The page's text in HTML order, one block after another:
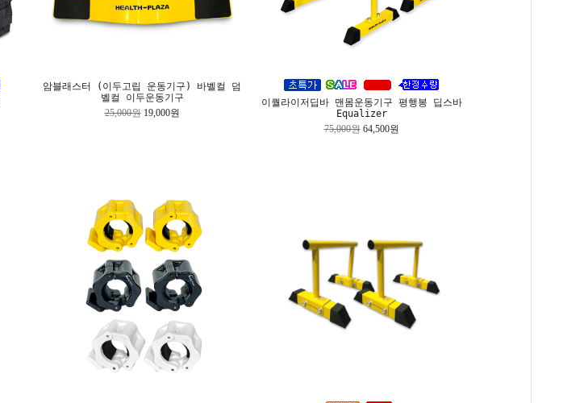
암블래스터 (이두고립 운동기구) 바벨컬 덤
벨컬 이두운동기구
25,000원 19,000원
이퀄라이저딥바 맨몸운동기구 평행봉 딥스바
Equalizer
75,000원 64,500원